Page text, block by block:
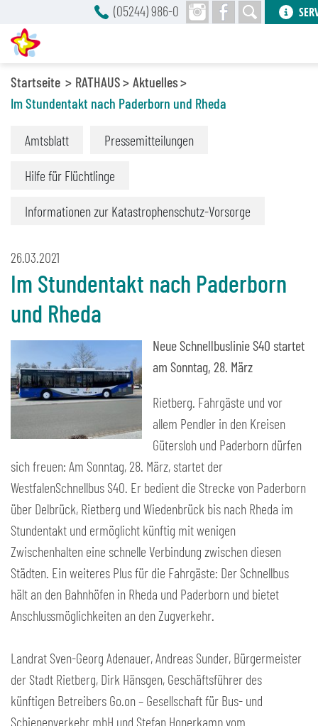
Startseite RATHAUS
Aktuelles
Im Stundentakt nach Paderborn und Rheda
Amtsblatt Pressemitteilungen
Hilfe für Flüchtlinge
Informationen zur Katastrophenschutz-Vorsorge
26.03.2021
Im Stundentakt nach Paderborn
und Rheda
Neue Schnellbuslinie S40 startet
am Sonntag, 28. März
Rietberg. Fahrgäste und vor
allem Pendler in den Kreisen
Gütersloh und Paderborn dürfen
sich freuen: Am Sonntag, 28. März, startet der
WestfalenSchnellbus S40. Er bedient die Strecke von Paderborn
über Delbrück, Rietberg und Wiedenbrück bis nach Rheda im
Stundentakt und ermöglicht künftig mit wenigen
Zwischenhalten eine schnelle Verbindung zwischen diesen
Städten. Ein weiteres Plus für die Fahrgäste: Der Schnellbus
hält an den Bahnhöfen in Rheda und Paderborn und bietet
Anschlussmöglichkeiten an den Zugverkehr.
Landrat Sven-Georg Adenauer, Andreas Sunder, Bürgermeister
der Stadt Rietberg, Dirk Hänsgen, Geschäftsführer des
künftigen Betreibers Go.on – Gesellschaft für Bus- und
Schienenverkehr mbH und Stefan Honerkamp vom
(05244) 986-0